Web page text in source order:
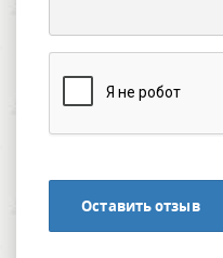
Оставить отзыв